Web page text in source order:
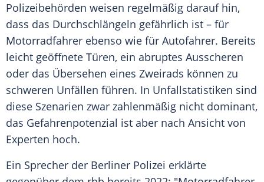
Polizeibehörden weisen regelmäßig darauf hin,
dass das Durchschlängeln gefährlich ist – für
Motorradfahrer ebenso wie für Autofahrer. Bereits
leicht geöffnete Türen, ein abruptes Ausscheren
oder das Übersehen eines Zweirads können zu
schweren Unfällen führen. In Unfallstatistiken sind
diese Szenarien zwar zahlenmäßig nicht dominant,
das Gefahrenpotenzial ist aber nach Ansicht von
Experten hoch.
Ein Sprecher der Berliner Polizei erklärte